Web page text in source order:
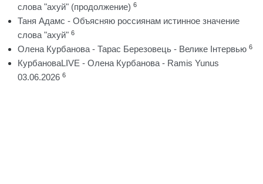
слова "ахуй" (продолжение) 6
Таня Адамс - Объясняю россиянам истинное значение
слова "ахуй" 6
Олена Курбанова - Тарас Березовець - Велике Інтервью 6
КурбановаLIVE - Олена Курбанова - Ramis Yunus
03.06.2026 6